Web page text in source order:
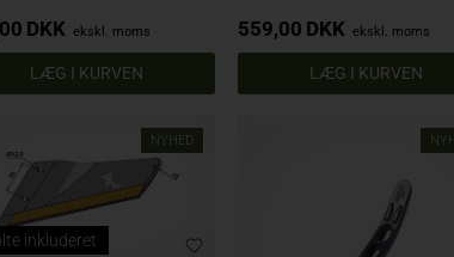
DKK ekskl. moms 559,00 DKK ekskl. moms
NYHED
inkluderet